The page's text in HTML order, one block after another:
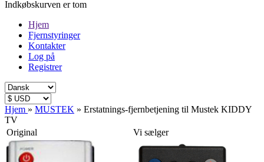
Indkøbskurven er tom
Hjem
Fjernstyringer
Kontakter
Log på
Registrer
Hjem » MUSTEK » Erstatnings-fjernbetjening til Mustek KIDDY
TV
Original
Vi sælger